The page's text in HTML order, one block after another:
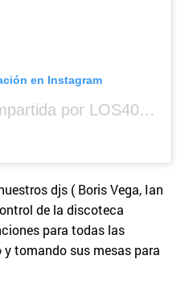
en Instagram
Una publicación compartida por LOS40 Panamá (@los40panama)
djs ( Boris Vega, Ian
de la discoteca
para todas las
tomando sus mesas para